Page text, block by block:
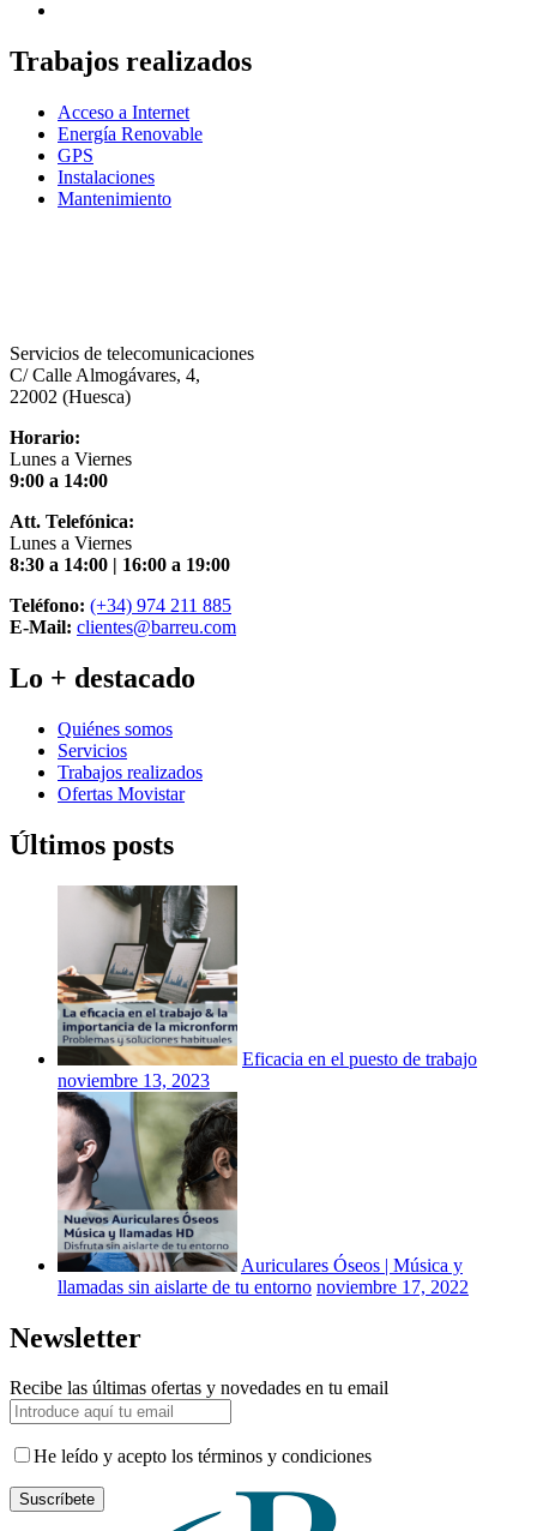
Trabajos realizados
Acceso a Internet
Energía Renovable
GPS
Instalaciones
Mantenimiento
Servicios de telecomunicaciones
C/ Calle Almogávares, 4,
22002 (Huesca)
Horario:
Lunes a Viernes
9:00 a 14:00
Att. Telefónica:
Lunes a Viernes
8:30 a 14:00 | 16:00 a 19:00
Teléfono: (+34) 974 211 885
E-Mail: clientes@barreu.com
Lo + destacado
Quiénes somos
Servicios
Trabajos realizados
Ofertas Movistar
Últimos posts
Eficacia en el puesto de trabajo
noviembre 13, 2023
Auriculares Óseos | Música y
llamadas sin aislarte de tu entorno noviembre 17, 2022
Newsletter
Recibe las últimas ofertas y novedades en tu email
He leído y acepto los términos y condiciones
Suscríbete